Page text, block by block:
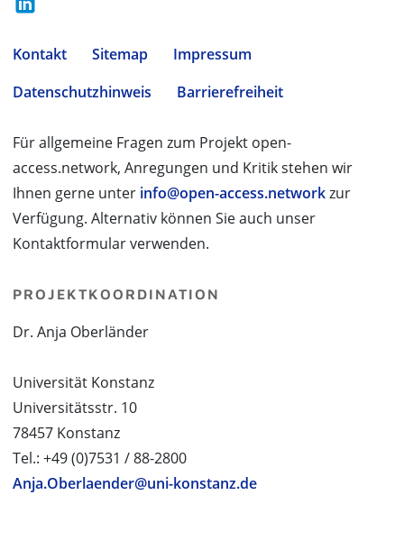
Kontakt Sitemap
Impressum
Datenschutzhinweis
Barrierefreiheit
Für allgemeine Fragen zum Projekt open-
access.network, Anregungen und Kritik stehen wir
Ihnen gerne unter info@open-access.networkzur
Verfügung. Alternativ können Sie auch unser
Kontaktformular verwenden.
PROJEKTKOORDINATION
Dr. Anja Oberländer
Universität Konstanz
Universitätsstr. 10
78457 Konstanz
Tel.: +49 (0)7531 / 88-2800
Anja.Oberlaender@uni-konstanz.de